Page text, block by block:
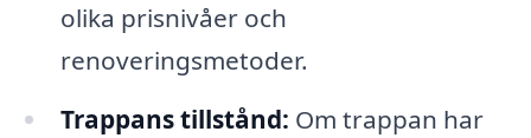
olika prisnivåer och
renoveringsmetoder.
Trappans tillstånd: Om trappan har